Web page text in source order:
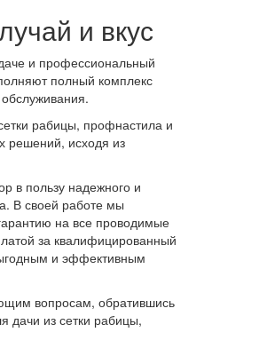
и вкус
и профессиональный
полный комплекс
рабицы, профнастила и
решений, исходя из
в пользу надежного и
В своей работе мы
на все проводимые
за квалифицированный
и эффективным
вопросам, обратившись
дачи из сетки рабицы,